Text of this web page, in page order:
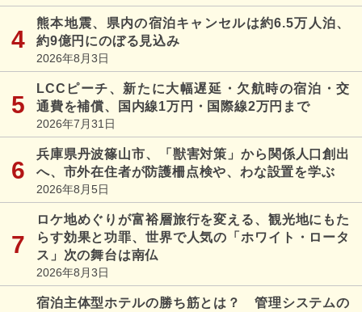
熊本地震、県内の宿泊キャンセルは約6.5万人泊、
約9億円にのぼる見込み
2026年8月3日
LCCピーチ、新たに大幅遅延・欠航時の宿泊・交
通費を補償、国内線1万円・国際線2万円まで
2026年7月31日
兵庫県丹波篠山市、「獣害対策」から関係人口創出
へ、市外在住者が防護柵点検や、わな設置を学ぶ
2026年8月5日
ロケ地めぐりが富裕層旅行を変える、観光地にもた
らす効果と功罪、世界で人気の「ホワイト・ロータ
ス」次の舞台は南仏
2026年8月3日
宿泊主体型ホテルの勝ち筋とは？ 管理システムの